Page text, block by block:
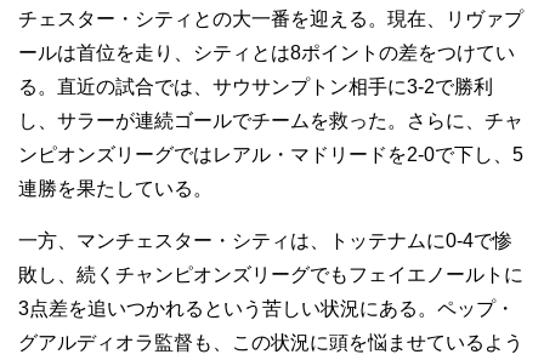
チェスター・シティとの大一番を迎える。現在、リヴァプ
ールは首位を走り、シティとは8ポイントの差をつけてい
る。直近の試合では、サウサンプトン相手に3-2で勝利
し、サラーが連続ゴールでチームを救った。さらに、チャ
ンピオンズリーグではレアル・マドリードを2-0で下し、5
連勝を果たしている。
一方、マンチェスター・シティは、トッテナムに0-4で惨
敗し、続くチャンピオンズリーグでもフェイエノールトに
3点差を追いつかれるという苦しい状況にある。ペップ・
グアルディオラ監督も、この状況に頭を悩ませているよう